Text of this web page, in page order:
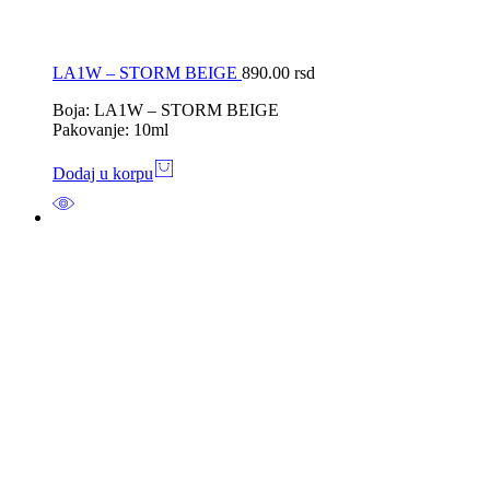
LA1W – STORM BEIGE 890.00 rsd
Boja: LA1W – STORM BEIGE
Pakovanje: 10ml
Dodaj u korpu